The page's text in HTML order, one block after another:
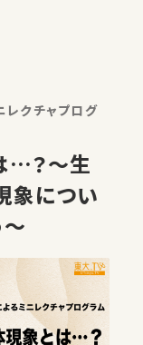
気に入りの講
どでシ…
レクチャプログ
…？～生
象につい